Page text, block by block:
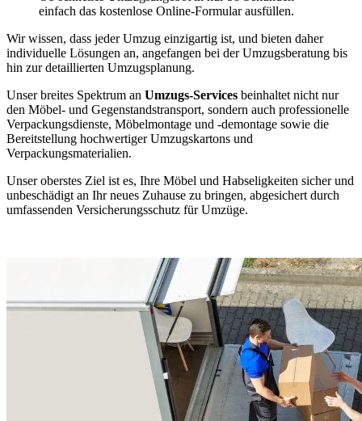
einfach das kostenlose Online-Formular ausfüllen.
Wir wissen, dass jeder Umzug einzigartig ist, und bieten daher
individuelle Lösungen an, angefangen bei der Umzugsberatung bis
hin zur detaillierten Umzugsplanung.
Unser breites Spektrum an Umzugs-Services beinhaltet nicht nur
den Möbel- und Gegenstandstransport, sondern auch professionelle
Verpackungsdienste, Möbelmontage und -demontage sowie die
Bereitstellung hochwertiger Umzugskartons und
Verpackungsmaterialien.
Unser oberstes Ziel ist es, Ihre Möbel und Habseligkeiten sicher und
unbeschädigt an Ihr neues Zuhause zu bringen, abgesichert durch
umfassenden Versicherungsschutz für Umzüge.